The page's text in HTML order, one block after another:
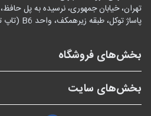
تهران، خیابان جمهوری، نرسیده به پل حافظ،
پاساژ توکل، طبقه زیرهمکف، واحد B6 (تاپ ترونیک)
بخش‌های فروشگاه
بخش‌های سایت